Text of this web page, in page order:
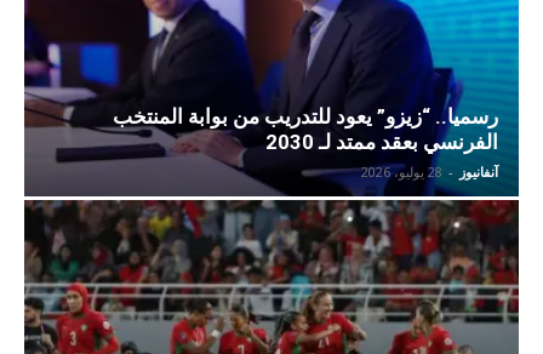
رسميا.. “زيزو” يعود للتدريب من بوابة المنتخب
الفرنسي بعقد ممتد لـ 2030
آنفانيوز - 28 يوليو، 2026